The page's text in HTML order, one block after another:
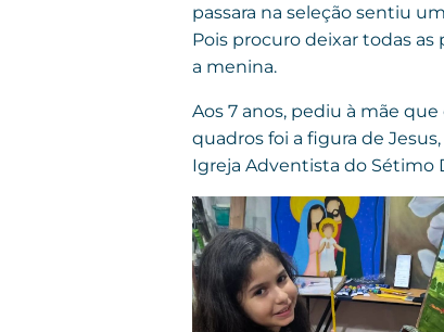
passara na seleção sentiu
Pois procuro deixar todas
a menina.
Aos 7 anos, pediu à mãe
quadros foi a figura de
Igreja Adventista do Sétimo